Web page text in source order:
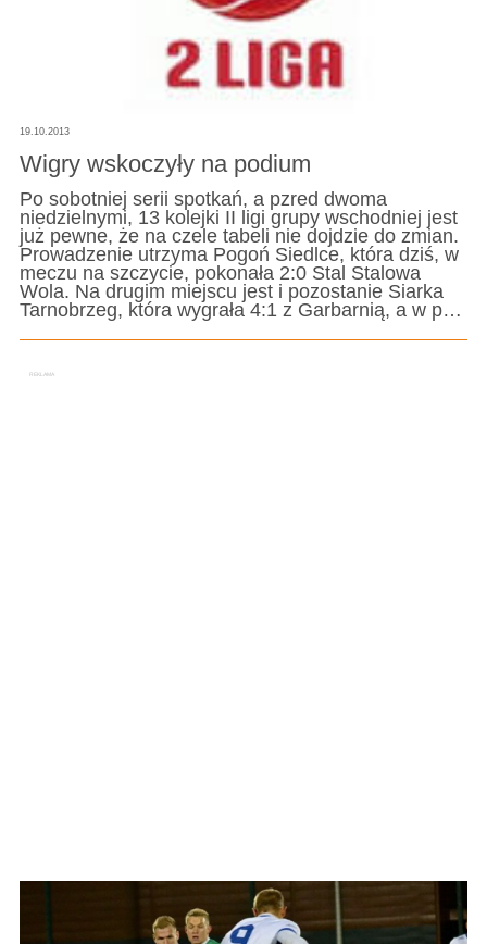
19.10.2013
Wigry wskoczyły na podium
Po sobotniej serii spotkań, a pzred dwoma
niedzielnymi, 13 kolejki II ligi grupy wschodniej jest
już pewne, że na czele tabeli nie dojdzie do zmian.
Prowadzenie utrzyma Pogoń Siedlce, która dziś, w
meczu na szczycie, pokonała 2:0 Stal Stalowa
Wola. Na drugim miejscu jest i pozostanie Siarka
Tarnobrzeg, która wygrała 4:1 z Garbarnią, a w p…